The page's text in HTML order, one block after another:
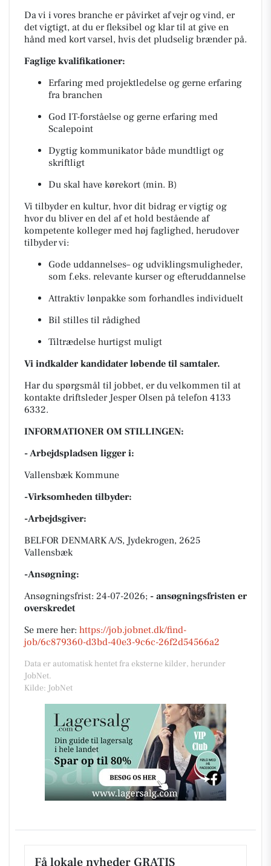
Da vi i vores branche er påvirket af vejr og vind, er
det vigtigt, at du er fleksibel og klar til at give en
hånd med kort varsel, hvis det pludselig brænder på.
Faglige kvalifikationer:
Erfaring med projektledelse og gerne erfaring
fra branchen
God IT-forståelse og gerne erfaring med
Scalepoint
Dygtig kommunikator både mundtligt og
skriftligt
Du skal have kørekort (min. B)
Vi tilbyder en kultur, hvor dit bidrag er vigtig og
hvor du bliver en del af et hold bestående af
kompetente kolleger med høj faglighed, herudover
tilbyder vi:
Gode uddannelses– og udviklingsmuligheder,
som f.eks. relevante kurser og efteruddannelse
Attraktiv lønpakke som forhandles individuelt
Bil stilles til rådighed
Tiltrædelse hurtigst muligt
Vi indkalder kandidater løbende til samtaler.
Har du spørgsmål til jobbet, er du velkommen til at
kontakte driftsleder Jesper Olsen på telefon 4133
6332.
INFORMATIONER OM STILLINGEN:
- Arbejdspladsen ligger i:
Vallensbæk Kommune
-Virksomheden tilbyder:
-Arbejdsgiver:
BELFOR DENMARK A/S, Jydekrogen, 2625
Vallensbæk
-Ansøgning:
Ansøgningsfrist: 24-07-2026; - ansøgningsfristen er
overskredet
Se mere her: https://job.jobnet.dk/find-
job/6c879360-d3bd-40e3-9c6c-26f2d54566a2
Data er automatisk hentet fra eksterne kilder, herunder
JobNet.
Kilde: JobNet
Få lokale nyheder GRATIS